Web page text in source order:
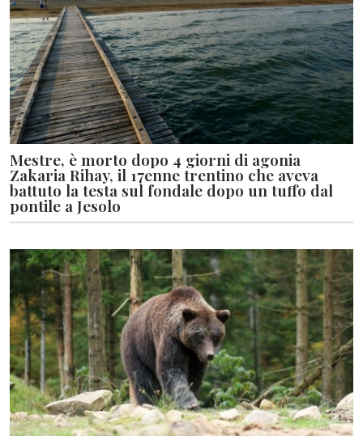
Mestre, è morto dopo 4 giorni di agonia
Zakaria Rihay, il 17enne trentino che aveva
battuto la testa sul fondale dopo un tuffo dal
pontile a Jesolo